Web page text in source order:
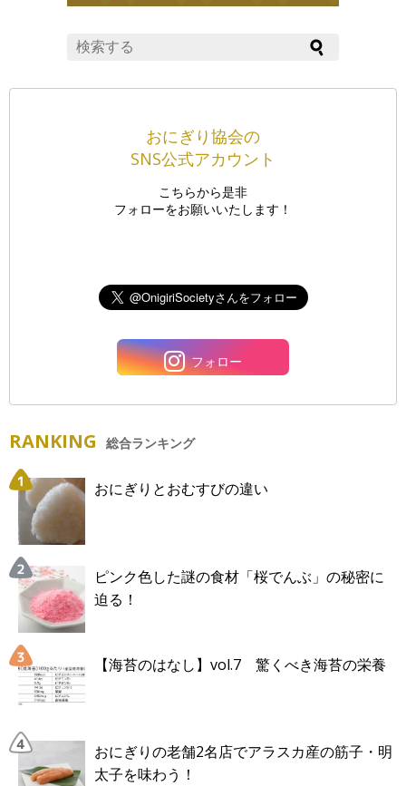
おにぎり協会の
SNS公式アカウント
こちらから是非
フォローをお願いいたします！
フォロー
RANKING 総合ランキング
おにぎりとおむすびの違い
ピンク色した謎の食材「桜でんぶ」の秘密に
迫る！
【海苔のはなし】vol.7 驚くべき海苔の栄養
おにぎりの老舗2名店でアラスカ産の筋子・明
太子を味わう！